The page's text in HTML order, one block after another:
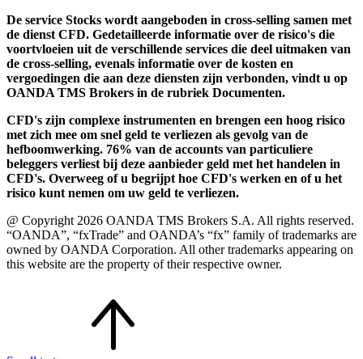
De service Stocks wordt aangeboden in cross-selling samen met
de dienst CFD. Gedetailleerde informatie over de risico's die
voortvloeien uit de verschillende services die deel uitmaken van
de cross-selling, evenals informatie over de kosten en
vergoedingen die aan deze diensten zijn verbonden, vindt u op
OANDA TMS Brokers in de rubriek Documenten.
CFD's zijn complexe instrumenten en brengen een hoog risico
met zich mee om snel geld te verliezen als gevolg van de
hefboomwerking. 76% van de accounts van particuliere
beleggers verliest bij deze aanbieder geld met het handelen in
CFD's. Overweeg of u begrijpt hoe CFD's werken en of u het
risico kunt nemen om uw geld te verliezen.
@ Copyright 2026 OANDA TMS Brokers S.A. All rights reserved.
“OANDA”, “fxTrade” and OANDA’s “fx” family of trademarks are
owned by OANDA Corporation. All other trademarks appearing on
this website are the property of their respective owner.